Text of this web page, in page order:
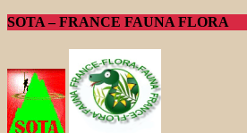
SOTA – FRANCE FAUNA FLORA